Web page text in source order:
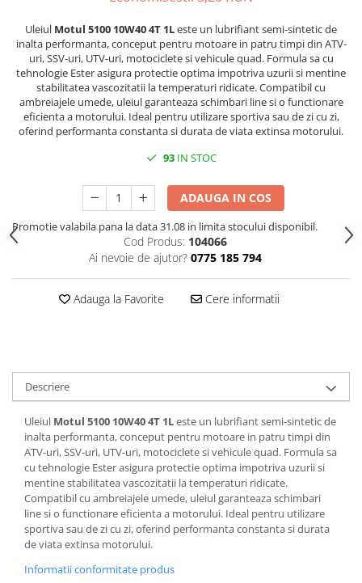
KIDS
ATV COPII
MOTO COPII
RYKER
ECHIPAMENTE
Pantaloni
Set Complet
Borseta
Geanta
Rucsac
Protectii
Sosete
Armura
ECHIPAMENTE MOTO
Casti
Uleiul Motul 5100 10W40 4T 1Leste un lubrifiant semi-sintetic de
inalta performanta, conceput pentru motoare in patru timpi din ATV-
uri, SSV-uri, UTV-uri, motociclete si vehicule quad. Formula sa cu
tehnologie Ester asigura protectie optima impotriva uzurii si mentine
stabilitatea vascozitatii la temperaturi ridicate. Compatibil cu
ambreiajele umede, uleiul garanteaza schimbari line si o functionare
eficienta a motorului. Ideal pentru utilizare sportiva sau de zi cu zi,
oferind performanta constanta si durata de viata extinsa motorului.
93IN STOC
ADAUGA IN COS
Promotie valabila pana la data 31.08 in limita stocului disponibil.
Cod Produs: 104066
Ai nevoie de ajutor? 0775 185 794
Adauga la Favorite Cere informatii
Descriere
Uleiul Motul 5100 10W40 4T 1Leste un lubrifiant semi-sintetic de
inalta performanta, conceput pentru motoare in patru timpi din
ATV-uri, SSV-uri, UTV-uri, motociclete si vehicule quad. Formula sa
cu tehnologie Ester asigura protectie optima impotriva uzurii si
mentine stabilitatea vascozitatii la temperaturi ridicate.
Compatibil cu ambreiajele umede, uleiul garanteaza schimbari
line si o functionare eficienta a motorului. Ideal pentru utilizare
sportiva sau de zi cu zi, oferind performanta constanta si durata
de viata extinsa motorului.
Informatii conformitate produs